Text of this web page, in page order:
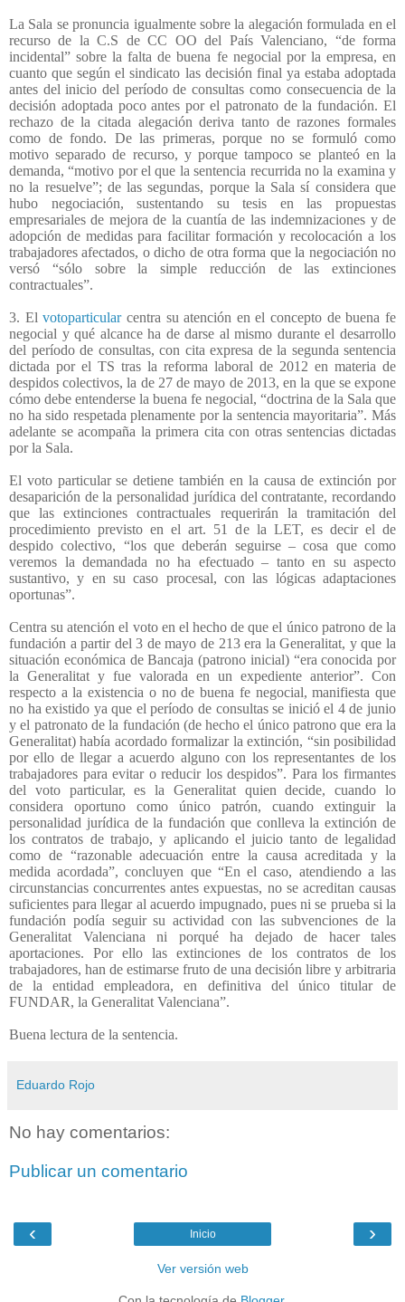
La Sala se pronuncia igualmente sobre la alegación formulada en el
recurso de la C.S de CC OO del País Valenciano, “de forma
incidental” sobre la falta de buena fe negocial por la empresa, en
cuanto que según el sindicato las decisión final ya estaba adoptada
antes del inicio del período de consultas como consecuencia de la
decisión adoptada poco antes por el patronato de la fundación. El
rechazo de la citada alegación deriva tanto de razones formales
como de fondo. De las primeras, porque no se formuló como
motivo separado de recurso, y porque tampoco se planteó en la
demanda, “motivo por el que la sentencia recurrida no la examina y
no la resuelve”; de las segundas, porque la Sala sí considera que
hubo negociación, sustentando su tesis en las propuestas
empresariales de mejora de la cuantía de las indemnizaciones y de
adopción de medidas para facilitar formación y recolocación a los
trabajadores afectados, o dicho de otra forma que la negociación no
versó “sólo sobre la simple reducción de las extinciones
contractuales”.
3. Elvotoparticularcentra su atención en el concepto de buena fe
negocial y qué alcance ha de darse al mismo durante el desarrollo
del período de consultas, con cita expresa de la segunda sentencia
dictada por el TS tras la reforma laboral de 2012 en materia de
despidos colectivos, la de 27 de mayo de 2013, en la que se expone
cómo debe entenderse la buena fe negocial, “doctrina de la Sala que
no ha sido respetada plenamente por la sentencia mayoritaria”. Más
adelante se acompaña la primera cita con otras sentencias dictadas
por la Sala.
El voto particular se detiene también en la causa de extinción por
desaparición de la personalidad jurídica del contratante, recordando
que las extinciones contractuales requerirán la tramitación del
procedimiento previsto en el art. 51 de la LET, es decir el de
despido colectivo, “los que deberán seguirse – cosa que como
veremos la demandada no ha efectuado – tanto en su aspecto
sustantivo, y en su caso procesal, con las lógicas adaptaciones
oportunas”.
Centra su atención el voto en el hecho de que el único patrono de la
fundación a partir del 3 de mayo de 213 era la Generalitat, y que la
situación económica de Bancaja (patrono inicial) “era conocida por
la Generalitat y fue valorada en un expediente anterior”. Con
respecto a la existencia o no de buena fe negocial, manifiesta que
no ha existido ya que el período de consultas se inició el 4 de junio
y el patronato de la fundación (de hecho el único patrono que era la
Generalitat) había acordado formalizar la extinción, “sin posibilidad
por ello de llegar a acuerdo alguno con los representantes de los
trabajadores para evitar o reducir los despidos”. Para los firmantes
del voto particular, es la Generalitat quien decide, cuando lo
considera oportuno como único patrón, cuando extinguir la
personalidad jurídica de la fundación que conlleva la extinción de
los contratos de trabajo, y aplicando el juicio tanto de legalidad
como de “razonable adecuación entre la causa acreditada y la
medida acordada”, concluyen que “En el caso, atendiendo a las
circunstancias concurrentes antes expuestas, no se acreditan causas
suficientes para llegar al acuerdo impugnado, pues ni se prueba si la
fundación podía seguir su actividad con las subvenciones de la
Generalitat Valenciana ni porqué ha dejado de hacer tales
aportaciones. Por ello las extinciones de los contratos de los
trabajadores, han de estimarse fruto de una decisión libre y arbitraria
de la entidad empleadora, en definitiva del único titular de
FUNDAR, la Generalitat Valenciana”.
Buena lectura de la sentencia.
Eduardo Rojo
No hay comentarios:
Publicar un comentario
‹ ›
Inicio
Ver versión web